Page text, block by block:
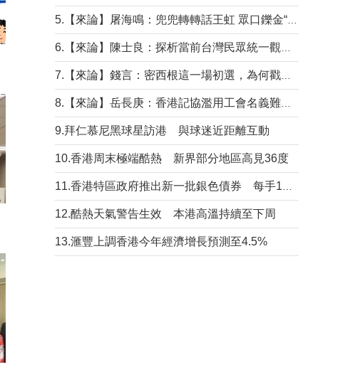
9.拜仁慕尼黑球星訪港 與球迷近距離互動
10.香港周末極端酷熱 新界部分地區高見36度
12.酷熱天氣警告生效 本港高溫持續至下周
13.滙豐上調香港今年經濟增長預測至4.5%